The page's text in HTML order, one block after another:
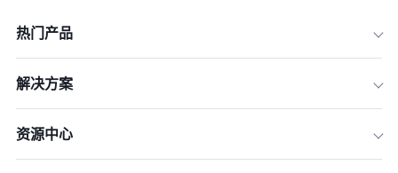
热门产品
解决方案
资源中心